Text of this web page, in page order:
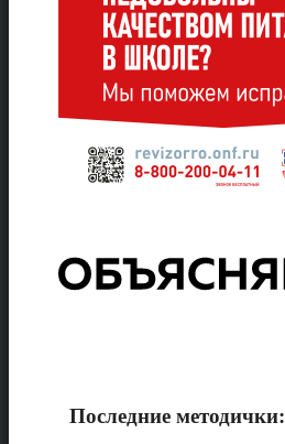
Последние методички: